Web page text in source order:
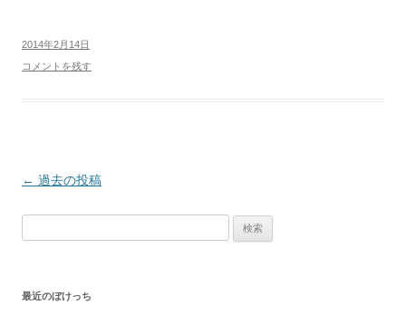
2014年2月14日
コメントを残す
投
← 過去の投稿
最近のぼけっち